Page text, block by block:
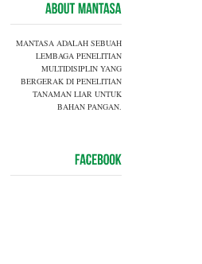
MANTASA ADALAH SEBUAH
LEMBAGA PENELITIAN
MULTIDISIPLIN YANG
BERGERAK DI PENELITIAN
TANAMAN LIAR UNTUK
BAHAN PANGAN.